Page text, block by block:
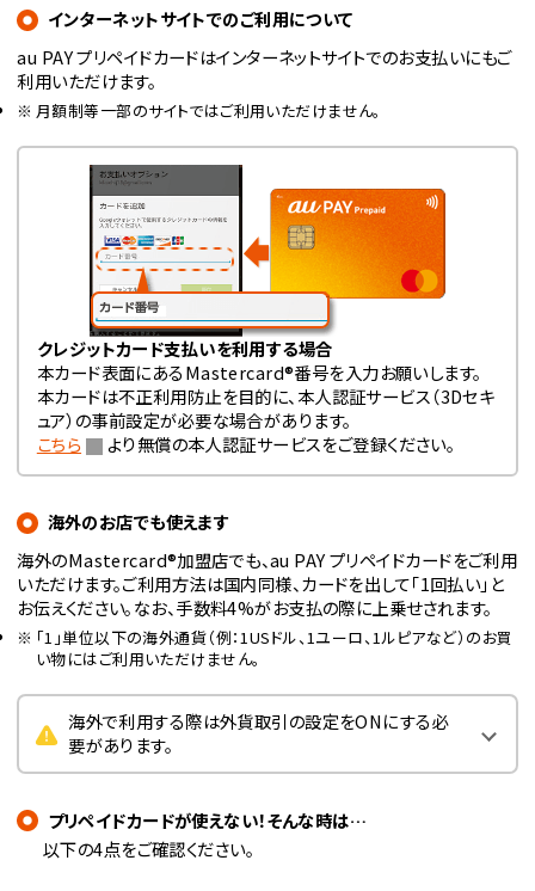
インターネットサイトでのご利用について
au PAY プリペイドカードはインターネットサイトでのお支払いにもご
利用いただけます。
月額制等一部のサイトではご利用いただけません。
クレジットカード支払いを利用する場合
本カード表面にあるMastercard®番号を入力お願いします。
本カードは不正利用防止を目的に、本人認証サービス（3Dセキ
ュア）の事前設定が必要な場合があります。
こちら
より無償の本人認証サービスをご登録ください。
海外のお店でも使えます
海外のMastercard®加盟店でも、au PAY プリペイドカードをご利用
いただけます。ご利用方法は国内同様、カードを出して「1回払い」と
お伝えください。なお、手数料4%がお支払の際に上乗せされます。
「1」単位以下の海外通貨（例：1USドル、1ユーロ、1ルピアなど）のお買
い物にはご利用いただけません。
海外で利用する際は外貨取引の設定をONにする必
要があります。
プリペイドカードが使えない！そんな時は…
以下の4点をご確認ください。